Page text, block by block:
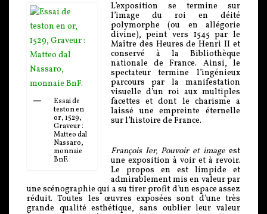
Essai de
teston en
or, 1529,
Graveur :
Matteo dal
Nassaro,
monnaie
BnF.
L’exposition se termine sur
l’image du roi en déité
polymorphe (ou en allégorie
divine), peint vers 1545 par le
Maître des Heures de Henri II et
conservé à la Bibliothèque
nationale de France. Ainsi, le
spectateur termine l’ingénieux
parcours par la manifestation
visuelle d’un roi aux multiples
facettes et dont le charisme a
laissé une empreinte éternelle
sur l’histoire de France.
François Ier, Pouvoir et image est
une exposition à voir et à revoir.
Le propos en est limpide et
admirablement mis en valeur par
une scénographie qui a su tirer profit d’un espace assez
réduit. Toutes les œuvres exposées sont d’une très
grande qualité esthétique, sans oublier leur valeur